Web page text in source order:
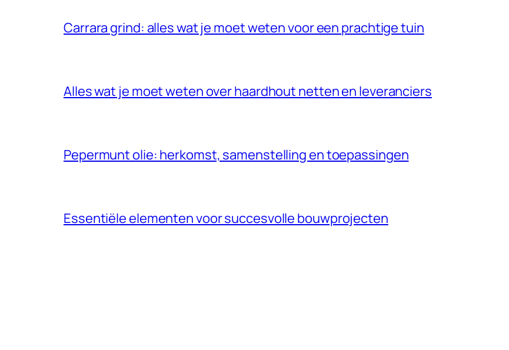
Carrara grind: alles wat je moet weten voor een prachtige tuin
Alles wat je moet weten over haardhout netten en leveranciers
Pepermunt olie: herkomst, samenstelling en toepassingen
Essentiële elementen voor succesvolle bouwprojecten